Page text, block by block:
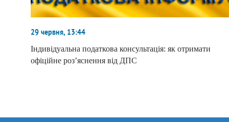
29 червня, 13:44
Індивідуальна податкова консультація: як отримати
офіційне роз’яснення від ДПС